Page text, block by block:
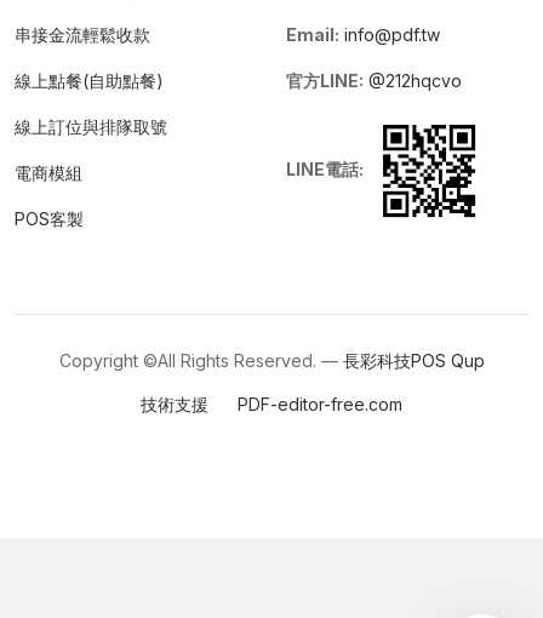
串接金流輕鬆收款
線上點餐(自助點餐)
線上訂位與排隊取號
電商模組
POS客製
Email: info@pdf.tw
官方LINE: @212hqcvo
LINE電話:
Copyright ©All Rights Reserved. — 長彩科技POS Qup
技術支援 PDF-editor-free.com